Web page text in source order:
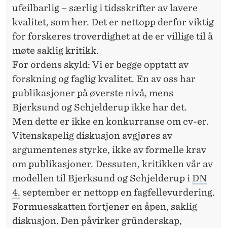
ufeilbarlig – særlig i tidsskrifter av lavere
kvalitet, som her. Det er nettopp derfor viktig
for forskeres troverdighet at de er villige til å
møte saklig kritikk.
For ordens skyld: Vi er begge opptatt av
forskning og faglig kvalitet. En av oss har
publikasjoner på øverste nivå, mens
Bjerksund og Schjelderup ikke har det.
Men dette er ikke en konkurranse om cv-er.
Vitenskapelig diskusjon avgjøres av
argumentenes styrke, ikke av formelle krav
om publikasjoner. Dessuten, kritikken vår av
modellen til Bjerksund og Schjelderup iDN
4. september er nettopp en fagfellevurdering.
Formuesskatten fortjener en åpen, saklig
diskusjon. Den påvirker gründerskap,